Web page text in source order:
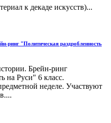
к декаде искусств)...
ринг "Политическая раздробленность
Брейн-ринг
на Руси" 6 класс.
неделе. Участвуют